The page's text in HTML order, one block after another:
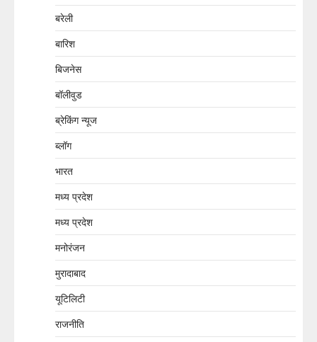
बरेली
बारिश
बिजनेस
बॉलीवुड
ब्रेकिंग न्यूज
ब्लॉग
भारत
मध्य प्रदेश
मध्य प्रदेश
मनोरंजन
मुरादाबाद
यूटिलिटी
राजनीति